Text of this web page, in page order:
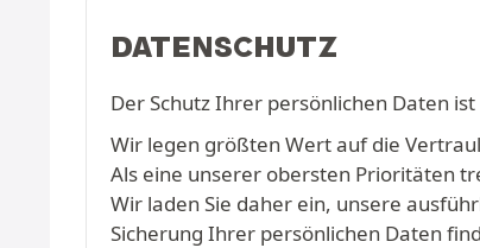
DATENSCHUTZ
Der Schutz Ihrer persönlichen Daten
Wir legen größten Wert auf die
Als eine unserer obersten Prioritäten
Wir laden Sie daher ein, unsere
Sicherung Ihrer persönlichen Daten